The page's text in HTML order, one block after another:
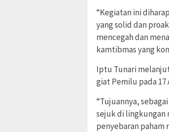
“Kegiatan ini
yang solid dan
mencegah dan
kamtibmas yang
Iptu Tunari
giat Pemilu pada
“Tujuannya,
sejuk di lingkungan
penyebaran